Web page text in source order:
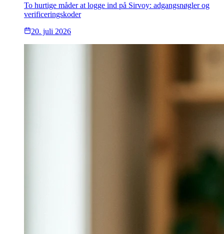
To hurtige måder at logge ind på Sirvoy: adgangsnøgler og
verificeringskoder
20. juli 2026